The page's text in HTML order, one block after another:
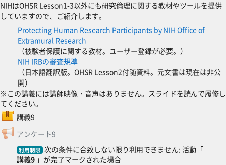
NIHはOHSR Lesson1-3以外にも研究倫理に関する教材やツールを提供
していますので、ご紹介します。
Protecting Human Research Participants by NIH Office of
Extramural Research
（被験者保護に関する教材。ユーザー登録が必要。）
NIH IRBの審査規準
（日本語翻訳版。OHSR Lesson2付随資料。元文書は現在は非公
開）
※この講義には講師映像・音声はありません。スライドを読んで履修し
てください。
講義9
SCORMパッケージ
アンケート9フィードバック
利用制限 次の条件に合致しない限り利用できません: 活動「
講義9」が完了マークされた場合